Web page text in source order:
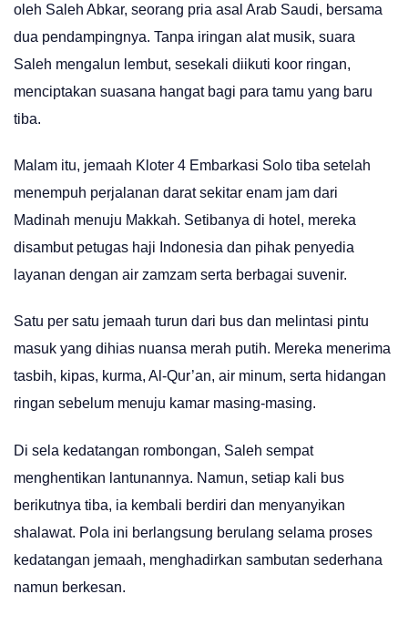
oleh Saleh Abkar, seorang pria asal Arab Saudi, bersama
dua pendampingnya. Tanpa iringan alat musik, suara
Saleh mengalun lembut, sesekali diikuti koor ringan,
menciptakan suasana hangat bagi para tamu yang baru
tiba.
Malam itu, jemaah Kloter 4 Embarkasi Solo tiba setelah
menempuh perjalanan darat sekitar enam jam dari
Madinah menuju Makkah. Setibanya di hotel, mereka
disambut petugas haji Indonesia dan pihak penyedia
layanan dengan air zamzam serta berbagai suvenir.
Satu per satu jemaah turun dari bus dan melintasi pintu
masuk yang dihias nuansa merah putih. Mereka menerima
tasbih, kipas, kurma, Al-Qur’an, air minum, serta hidangan
ringan sebelum menuju kamar masing-masing.
Di sela kedatangan rombongan, Saleh sempat
menghentikan lantunannya. Namun, setiap kali bus
berikutnya tiba, ia kembali berdiri dan menyanyikan
shalawat. Pola ini berlangsung berulang selama proses
kedatangan jemaah, menghadirkan sambutan sederhana
namun berkesan.